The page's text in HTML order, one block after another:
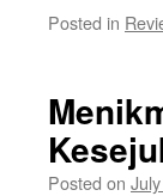
Posted in
Posted on